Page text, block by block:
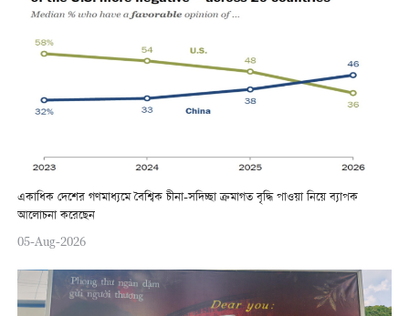
একাধিক দেশের গণমাধ্যমে বৈশ্বিক চীনা-সদিচ্ছা ক্রমাগত বৃদ্ধি পাওয়া নিয়ে ব্যাপক
আলোচনা করেছেন
05-Aug-2026